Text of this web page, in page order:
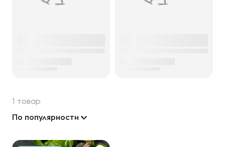
1 товар
По популярности